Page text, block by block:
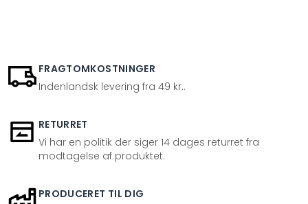
FRAGTOMKOSTNINGER
Indenlandsk levering fra 49 kr..
RETURRET
Vi har en politik der siger 14 dages returret fra
modtagelse af produktet.
PRODUCERET TIL DIG